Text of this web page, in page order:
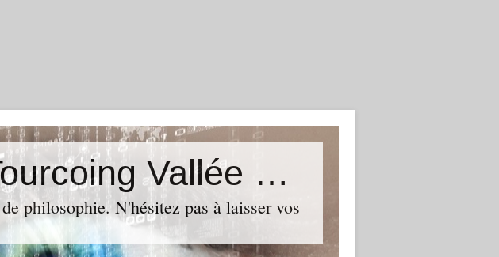
Le Blog du Député de Tourcoing Vallée de La Lys
philosophie. N'hésitez pas à laisser vos